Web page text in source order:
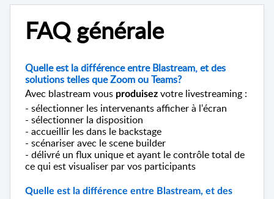
FAQ générale
Quelle est la différence entre Blastream, et des
solutions telles que Zoom ou Teams?
Avec blastream vous produisez votre livestreaming :
- sélectionner les intervenants afficher à l'écran
- sélectionner la disposition
- accueillir les dans le backstage
- scénariser avec le scene builder
- délivré un flux unique et ayant le contrôle total de
ce qui est visualiser par vos participants
Quelle est la différence entre Blastream, et des